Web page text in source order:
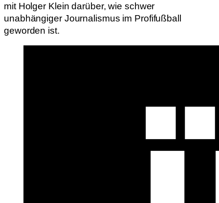
mit Holger Klein darüber, wie schwer
unabhängiger Journalismus im Profifußball
geworden ist.